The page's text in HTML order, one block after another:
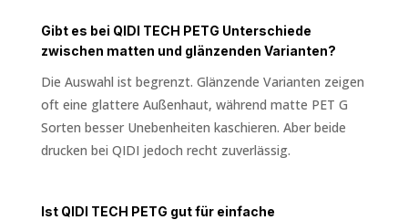
Gibt es bei QIDI TECH PETG Unterschiede
zwischen matten und glänzenden Varianten?
Die Auswahl ist begrenzt. Glänzende Varianten zeigen
oft eine glattere Außenhaut, während matte PET G
Sorten besser Unebenheiten kaschieren. Aber beide
drucken bei QIDI jedoch recht zuverlässig.
Ist QIDI TECH PETG gut für einfache